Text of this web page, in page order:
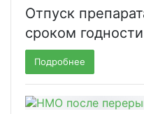
Отпуск
сроком годности
Подробнее